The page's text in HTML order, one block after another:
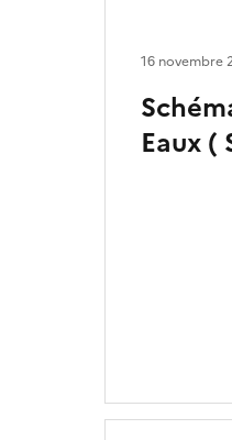
Eaux (
16 novembre